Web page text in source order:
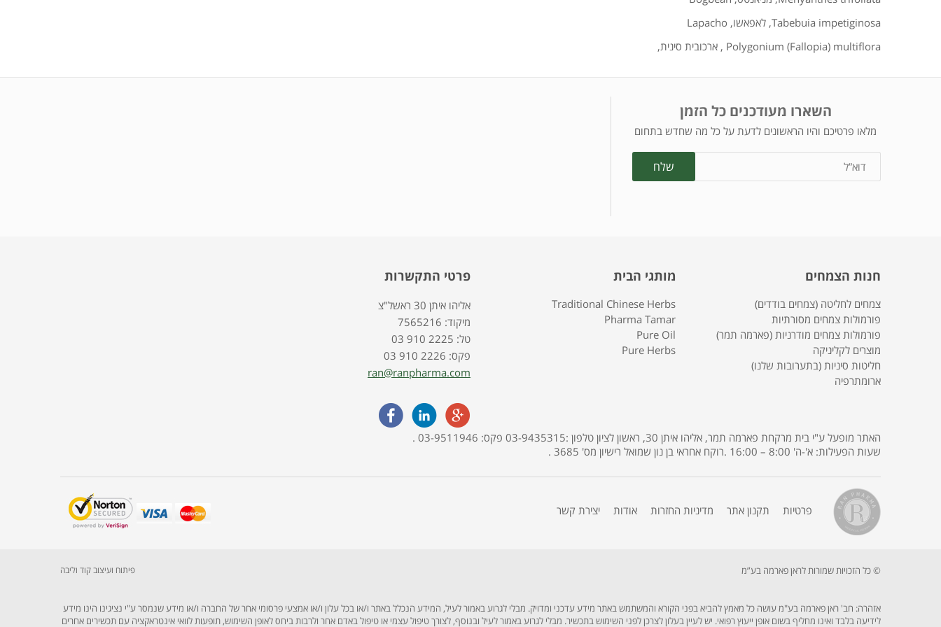
Tabebuia impetiginosa
, לאפאשו,
Lapacho
Polygonium (Fallopia) multiflora
, ארכובית סינית,
השארו מעודכנים כל הזמן
מלאו פרטיכם והיו הראשונים לדעת על כל מה שחדש בתחום
חנות הצמחים
צמחים לחליטה (צמחים בודדים)
פורמולות צמחים מסורתיות
פורמולות צמחים מודרניות (פארמה תמר)
מוצרים לקליניקה
חליטות סיניות (בתערובות שלנו)
ארומתרפיה
מותגי הבית
Traditional Chinese Herbs
Pharma Tamar
Pure Oil
Pure Herbs
פרטי התקשרות
אליהו איתן 30 ראשל"צ
7565216 :מיקוד
03 910 2225 :טל
03 910 2226 :פקס
ran@ranpharma.com
האתר מופעל ע"י בית מרקחת פארמה תמר, אליהו איתן 30, ראשון לציון טלפון :03-9435315 פקס: 03-9511946 .
שעות הפעילות: א'-ה' 8:00 – 16:00 .רוקח אחראי בן נון שמואל רישיון מס' 3685 .
פרטיות תקנון אתר מדיניות החזרות אודות יצירת קשר
© כל הזכויות שמורות לראן פארמה בע”מ פיתוח ועיצוב קוד וליבה
אזהרה: חב' ראן פארמה בע"מ עושה כל מאמץ להביא בפני הקורא והמשתמש באתר מידע עדכני ומדויק. מבלי לגרוע באמור לעיל, המידע הנכלל באתר ו/או בכל עלון ו/או אמצעי פרסומי אחר של החברה ו/או מידע שנמסר ע"י נציגינו הינו מידע
לידיעה בלבד ואינו מחליף בשום אופן ייעוץ רפואי. יש לעיין בעלון לצרכן לפני השימוש בתכשיר. מבלי לגרוע באמור לעיל ובנוסף, לצורך טיפול עצמי או טיפול באדם אחר ולרבות ביחס לאופן השימוש, תופעות לוואי אינטראקציה עם תכשירים אחרים